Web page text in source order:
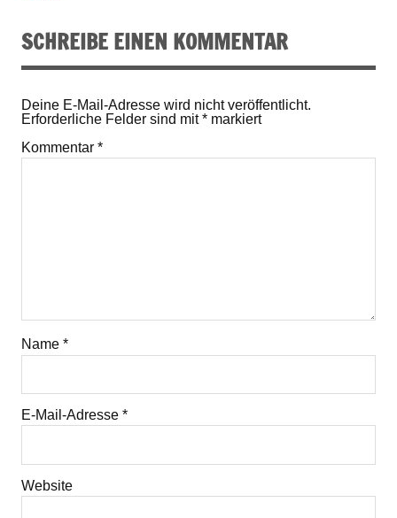
SCHREIBE EINEN KOMMENTAR
Deine E-Mail-Adresse wird nicht veröffentlicht.
Erforderliche Felder sind mit* markiert
Kommentar *
Name *
E-Mail-Adresse *
Website